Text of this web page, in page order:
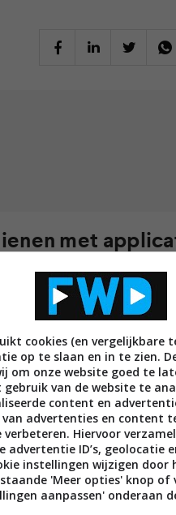
met
gesponsorde content gaan
zoiets doet. Echter, het
krijgt, aangezien de
content zal
als ‘gesponsord’, en komen
op basis van het bereik
maar Pocket zal die
gebruikers het mogelijk
is in de app, is het toch
vinden, dan heb je altijd de
cookies (en vergelijkbare
op te slaan en in te zien.
om onze website goed te
gebruik van de website te
content en
advertenties en content
Hiervoor
advertentie ID’s, geolocatie
instellingen wijzigen door
'Meer opties' knop of
aanpassen' onderaan